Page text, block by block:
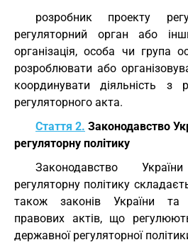
розробник проекту
регуляторний орган або
організація, особа чи група
розроблювати або
координувати діяльність з
регуляторного акта.
Стаття 2. Законодавство
регуляторну політику
Законодавство
регуляторну політику
також законів України та
правових актів, що
державної регуляторної